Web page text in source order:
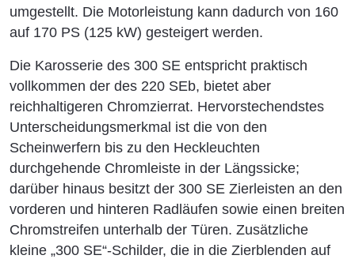
umgestellt. Die Motorleistung kann dadurch von 160
auf 170 PS (125 kW) gesteigert werden.
Die Karosserie des 300 SE entspricht praktisch
vollkommen der des 220 SEb, bietet aber
reichhaltigeren Chromzierrat. Hervorstechendstes
Unterscheidungsmerkmal ist die von den
Scheinwerfern bis zu den Heckleuchten
durchgehende Chromleiste in der Längssicke;
darüber hinaus besitzt der 300 SE Zierleisten an den
vorderen und hinteren Radläufen sowie einen breiten
Chromstreifen unterhalb der Türen. Zusätzliche
kleine „300 SE“-Schilder, die in die Zierblenden auf